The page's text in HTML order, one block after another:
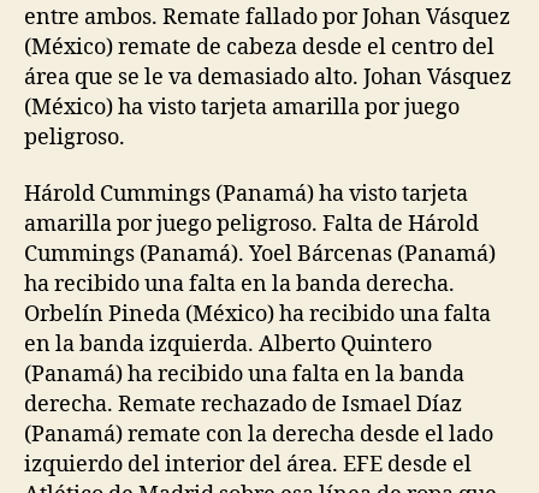
entre ambos. Remate fallado por Johan Vásquez
(México) remate de cabeza desde el centro del
área que se le va demasiado alto. Johan Vásquez
(México) ha visto tarjeta amarilla por juego
peligroso.
Hárold Cummings (Panamá) ha visto tarjeta
amarilla por juego peligroso. Falta de Hárold
Cummings (Panamá). Yoel Bárcenas (Panamá)
ha recibido una falta en la banda derecha.
Orbelín Pineda (México) ha recibido una falta
en la banda izquierda. Alberto Quintero
(Panamá) ha recibido una falta en la banda
derecha. Remate rechazado de Ismael Díaz
(Panamá) remate con la derecha desde el lado
izquierdo del interior del área. EFE desde el